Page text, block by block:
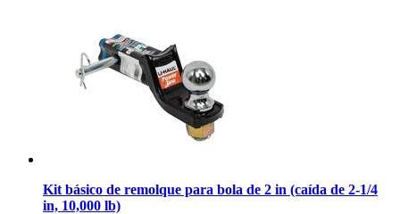
Kit básico de remolque para bola de 2 in (caída de 2-1/4
in, 10,000 lb)